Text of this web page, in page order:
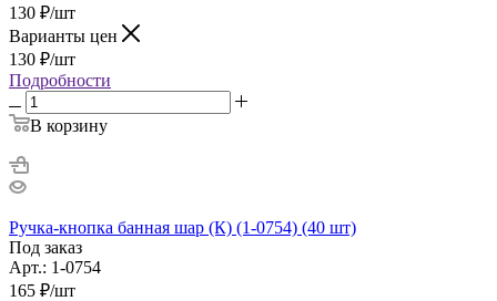
130 ₽/шт
Варианты цен
130 ₽/шт
Подробности
В корзину
Ручка-кнопка банная шар (К) (1-0754) (40 шт)
Под заказ
Арт.: 1-0754
165 ₽/шт